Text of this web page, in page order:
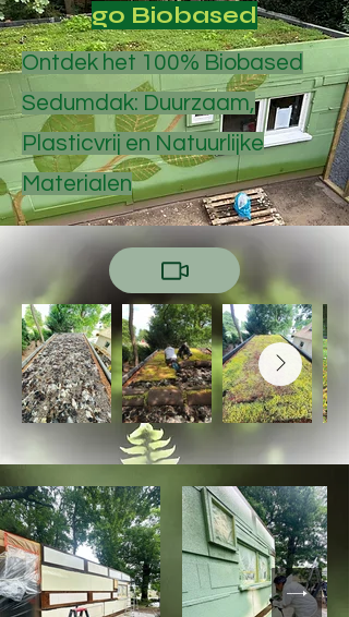
go Biobased
Ontdek het 100% Biobased
Sedumdak: Duurzaam,
Plasticvrij en Natuurlijke
Materialen